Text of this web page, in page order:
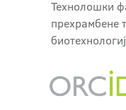
Технолошки
прехрамбене